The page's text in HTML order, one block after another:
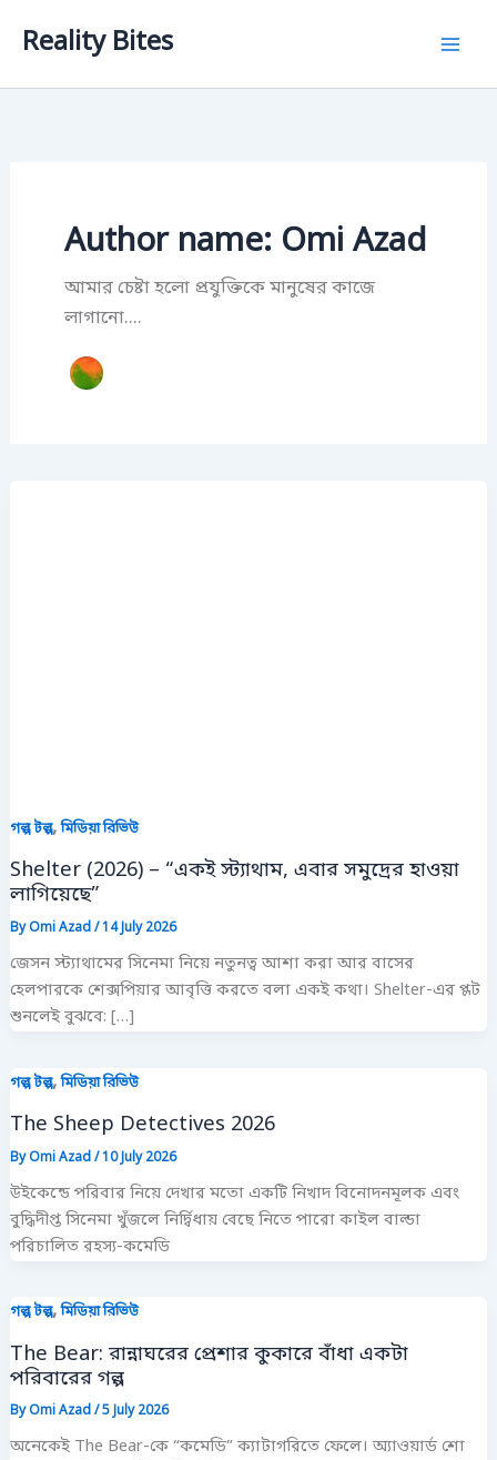
Reality Bites
Author name: Omi Azad
আমার চেষ্টা হলো প্রযুক্তিকে মানুষের কাজে
লাগানো....
গল্প টল্প,মিডিয়া রিভিউ
Shelter (2026) – “একই স্ট্যাথাম, এবার সমুদ্রের হাওয়া
লাগিয়েছে”
ByOmi Azad/14 July 2026
জেসন স্ট্যাথামের সিনেমা নিয়ে নতুনত্ব আশা করা আর বাসের
হেলপারকে শেক্সপিয়ার আবৃত্তি করতে বলা একই কথা। Shelter-এর প্লট
শুনলেই বুঝবে: […]
গল্প টল্প,মিডিয়া রিভিউ
The Sheep Detectives 2026
ByOmi Azad/10 July 2026
উইকেন্ডে পরিবার নিয়ে দেখার মতো একটি নিখাদ বিনোদনমূলক এবং
বুদ্ধিদীপ্ত সিনেমা খুঁজলে নির্দ্বিধায় বেছে নিতে পারো কাইল বাল্ডা
পরিচালিত রহস্য-কমেডি
গল্প টল্প,মিডিয়া রিভিউ
The Bear: রান্নাঘরের প্রেশার কুকারে বাঁধা একটা
পরিবারের গল্প
ByOmi Azad/5 July 2026
অনেকেই The Bear-কে “কমেডি” ক্যাটাগরিতে ফেলে। অ্যাওয়ার্ড শো